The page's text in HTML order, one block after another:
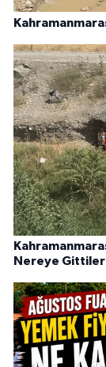
Nereye Gittiler